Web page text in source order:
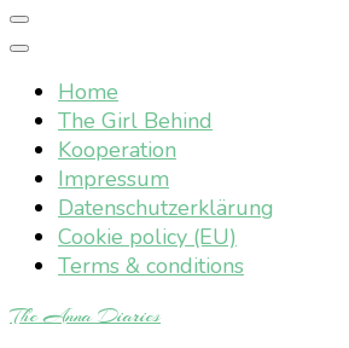
Home
The Girl Behind
Kooperation
Impressum
Datenschutzerklärung
Cookie policy (EU)
Terms & conditions
The Anna Diaries